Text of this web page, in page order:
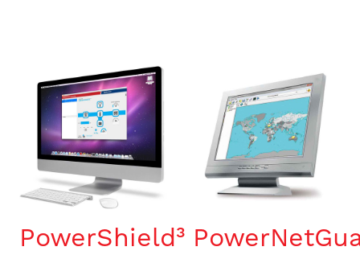
PowerShield³